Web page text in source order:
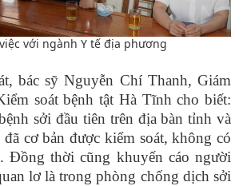
với ngành Y tế địa phương
bác sỹ Nguyễn Chí Thanh, Giám
soát bệnh tật Hà Tĩnh cho biết:
sởi đầu tiên trên địa bàn tỉnh và
cơ bản được kiểm soát, không có
Đồng thời cũng khuyến cáo người
lơ là trong phòng chống dịch sởi